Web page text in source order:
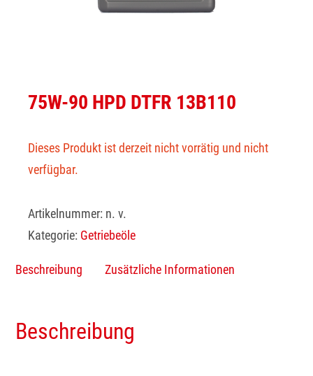
75W-90 HPD DTFR 13B110
Dieses Produkt ist derzeit nicht vorrätig und nicht
verfügbar.
Artikelnummer: n. v.
Kategorie: Getriebeöle
Beschreibung Zusätzliche Informationen
Beschreibung